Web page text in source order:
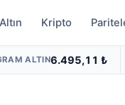
Altın Kripto
ALTIN6.495,11 ₺